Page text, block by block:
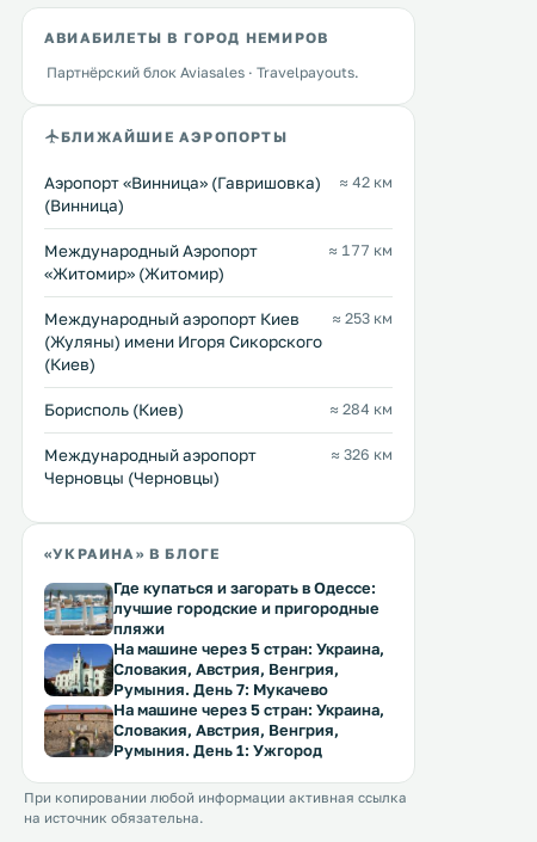
Кафедрального собора. .
1,5 км от его центра. К услугам
парковке и Wi-Fi
бесплатно. Все номера оформлены
в классическом стиле. .
АВИАБИЛЕТЫ В ГОРОД НЕМИРОВ
Партнёрский блок Aviasales · Travelpayouts.
БЛИЖАЙШИЕ АЭРОПОРТЫ
Аэропорт «Винница» (Гавришовка)
(Винница)
≈ 42 км
Международный Аэропорт
«Житомир» (Житомир)
≈ 177 км
Международный аэропорт Киев
(Жуляны) имени Игоря Сикорского
(Киев)
≈ 253 км
Борисполь (Киев) ≈ 284 км
Международный аэропорт
Черновцы (Черновцы)
≈ 326 км
«УКРАИНА» В БЛОГЕ
Где купаться и загорать в Одессе:
лучшие городские и пригородные
пляжи
На машине через 5 стран: Украина,
Словакия, Австрия, Венгрия,
Румыния. День 7: Мукачево
На машине через 5 стран: Украина,
Словакия, Австрия, Венгрия,
Румыния. День 1: Ужгород
При копировании любой информации активная ссылка
на источник обязательна.